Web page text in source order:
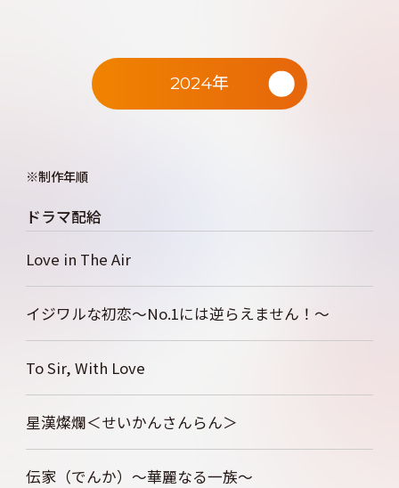
2024年
制作年順
ドラマ配給
Love in The Air
イジワルな初恋～No.1には逆らえません！～
To Sir, With Love
星漢燦爛＜せいかんさんらん＞
伝家（でんか）～華麗なる一族～